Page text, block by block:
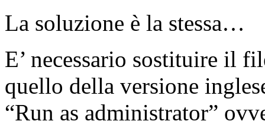
La soluzione è la stessa…
E’ necessario sostituire il
quello della versione
“Run as administrator”